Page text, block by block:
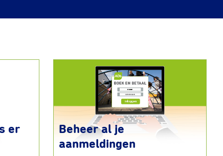
er
Beheer al je
aanmeldingen